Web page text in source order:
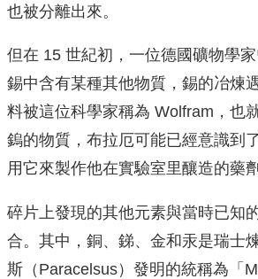
也被分離出來。
但在 15 世紀初，一位德國礦物學
錫中含有某種其他物質，錫的冶煉
料被這位科學家稱為 Wolfram，也
鎢的物質，布拉厄可能已經意識到
用它來製作他在實驗室里釀造的藥劑
碎片上發現的其他元素與當時已知
合。其中，銅、銻、金和汞是瑞士
斯（Paracelsus）發明的統稱為「